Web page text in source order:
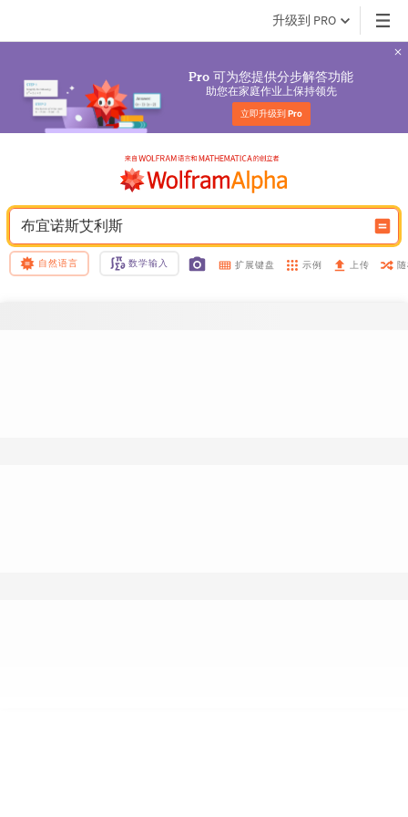
升级到 PRO
Pro 可为您提供分步解答功能
助您在家庭作业上保持领先
立即升级到 Pro
布宜诺斯艾利斯
自然语言 数学输入 扩展键盘 示例 上传